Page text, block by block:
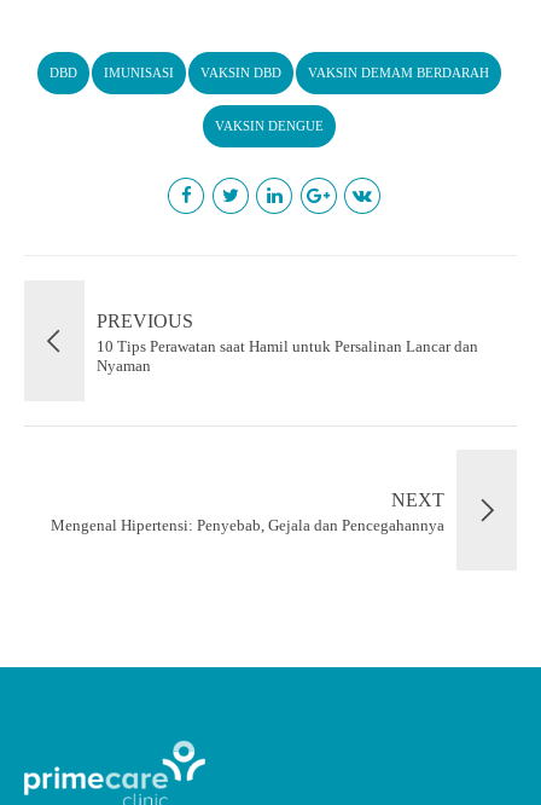
DBD IMUNISASI VAKSIN DBD VAKSIN DEMAM BERDARAH
VAKSIN DENGUE
PREVIOUS
10 Tips Perawatan saat Hamil untuk Persalinan Lancar dan
Nyaman
NEXT
Mengenal Hipertensi: Penyebab, Gejala dan Pencegahannya